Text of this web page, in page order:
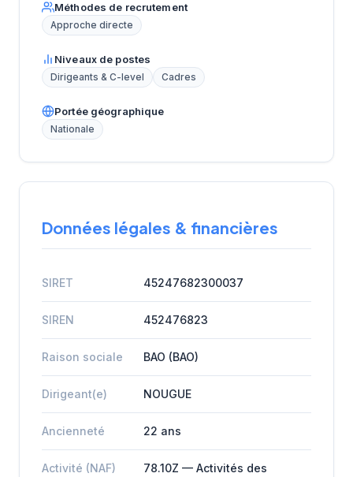
Méthodes de recrutement
Approche directe
Niveaux de postes
Dirigeants & C-level Cadres
Portée géographique
Nationale
Données légales & financières
SIRET 45247682300037
SIREN 452476823
Raison sociale BAO (BAO)
Dirigeant(e) NOUGUE
Ancienneté 22 ans
Activité (NAF)
78.10Z — Activités des